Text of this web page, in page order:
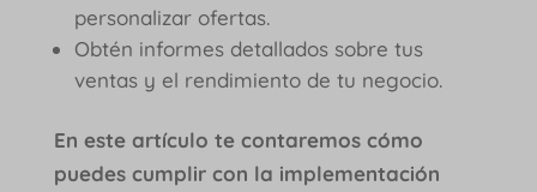
personalizar ofertas.
Obtén informes detallados sobre tus
ventas y el rendimiento de tu negocio.
En este artículo te contaremos cómo
puedes cumplir con la implementación